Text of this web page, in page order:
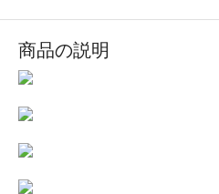
商品の説明